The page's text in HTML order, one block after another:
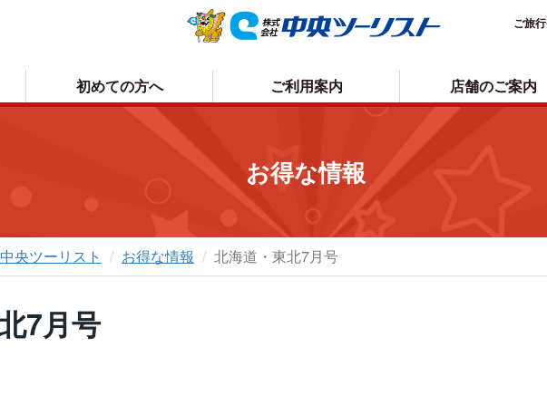
初めての方へ ご利用案内
お申込方法について
お受取り方法について
取消手数料について
プライバシーポリシー
店舗のご案内
ご旅
お得な情報
央ツーリスト お得な情報 北海道・東北7月号
7月号